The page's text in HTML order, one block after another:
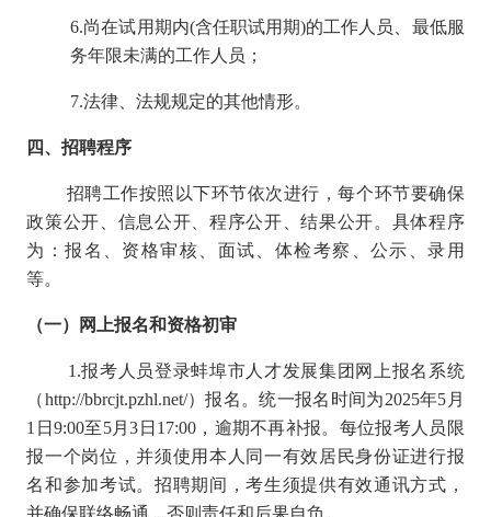
6.尚在试用期内(含任职试用期)的工作人员、最低服
务年限未满的工作人员；
7.法律、法规规定的其他情形。
四、招聘程序
招聘工作按照以下环节依次进行，每个环节要确保
政策公开、信息公开、程序公开、结果公开。具体程序
为：报名、资格审核、面试、体检考察、公示、录用
等。
（一）网上报名和资格初审
1.报考人员登录蚌埠市人才发展集团网上报名系统
（http://bbrcjt.pzhl.net/）报名。统一报名时间为2025年5月
1日9:00至5月3日17:00，逾期不再补报。每位报考人员限
报一个岗位，并须使用本人同一有效居民身份证进行报
名和参加考试。招聘期间，考生须提供有效通讯方式，
并确保联络畅通，否则责任和后果自负。